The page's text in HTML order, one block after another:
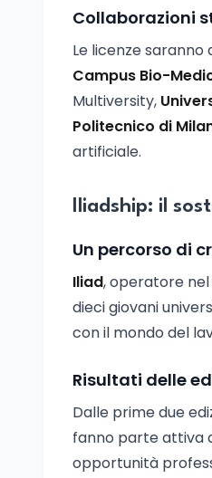
Collaborazioni
Le licenze
Campus Bio-
Multiversity,
Politecnico di
artificiale.
Iliadship: il
Un percorso di
Iliad, operatore
dieci giovani
con il mondo del
Risultati delle
Dalle prime due
fanno parte attiva
opportunità